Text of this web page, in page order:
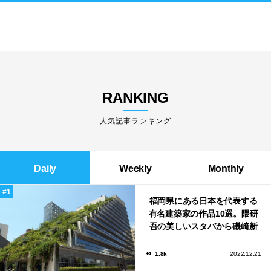
RANKING
人気記事ランキング
Daily Weekly Monthly
福岡県にある日本を代表する
有名建築家の作品10選。隈研
吾の美しいスタバから磯崎新
1.8k 2022.12.21